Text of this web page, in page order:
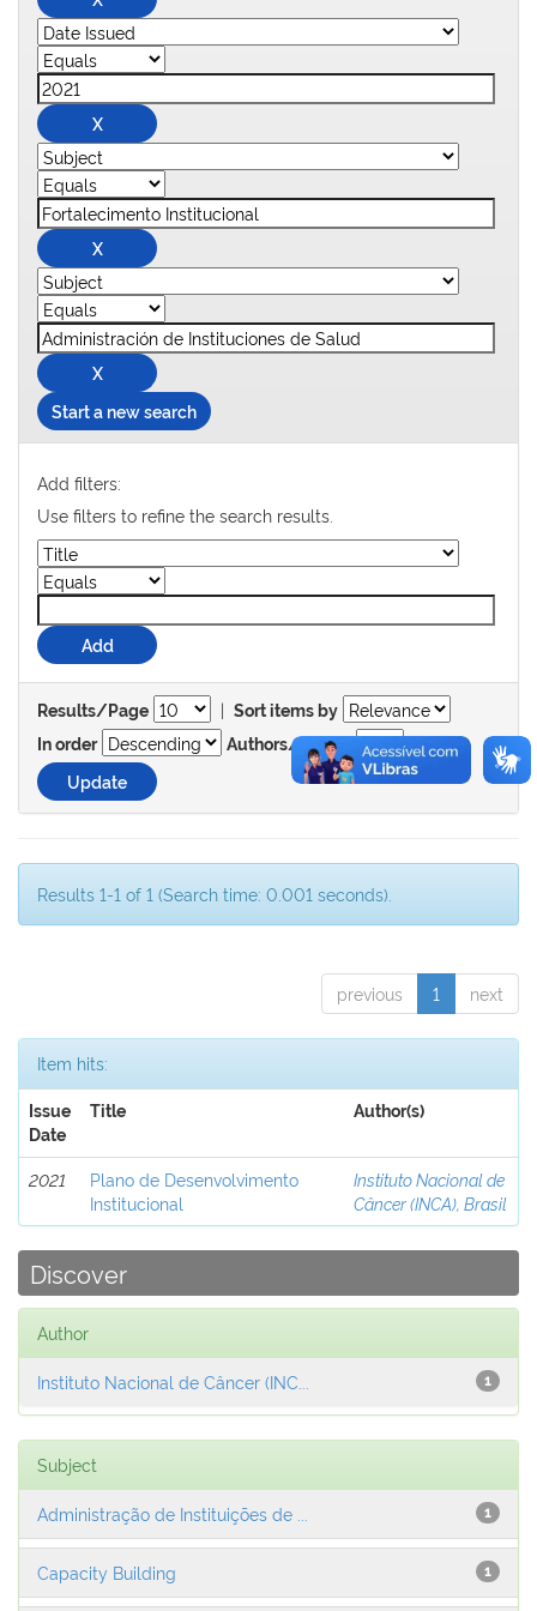
Start a new search
Add filters:
Use filters to refine the search results.
Results/Page | Sort items by
In order
Authors/record
Results 1-1 of 1 (Search time: 0.001 seconds).
previous 1 next
Item hits:
Issue
Date
Title Author(s)
2021
Plano de Desenvolvimento
Institucional
Instituto Nacional de
Câncer (INCA), Brasil
Discover
Author
1
Instituto Nacional de Câncer (INC...
Subject
1
Administração de Instituições de ...
1
Capacity Building